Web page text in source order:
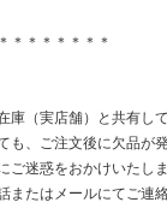
＊＊＊＊＊＊＊
庫（実店舗）と共有し
も、ご注文後に欠品が
ご迷惑をおかけいたし
またはメールにてご連